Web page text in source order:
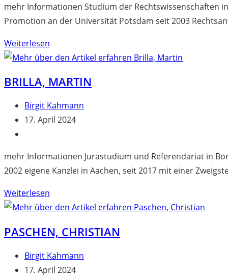
mehr Informationen Studium der Rechtswissenschaften
Promotion an der Universität Potsdam seit 2003
Weiterlesen
Klaus
BRILLA, MARTIN
Beitrags-
Autor:
Birgit Kahmann
Beitrag
17. April 2024
mehr Informationen Jurastudium und Referendariat in
2002 eigene Kanzlei in Aachen, seit 2017 mit einer
Weiterlesen
Martin
PASCHEN, CHRISTIAN
Beitrags-
Autor:
Birgit Kahmann
Beitrag
17. April 2024